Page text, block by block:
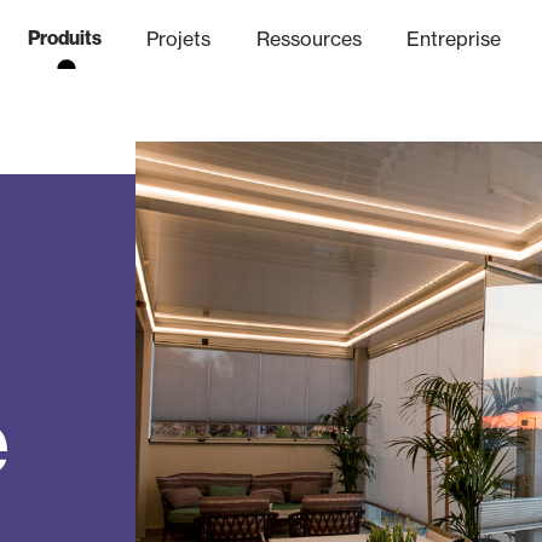
Produits
Volets Battants Pliables et
Projets Ressources
Finitions
Entreprise
Éthique